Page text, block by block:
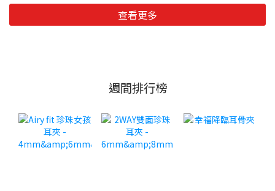
查看更多
週間排行榜